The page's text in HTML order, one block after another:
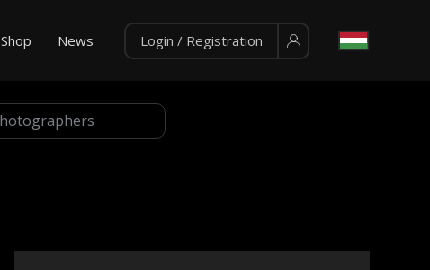
Shop News Login / Registration